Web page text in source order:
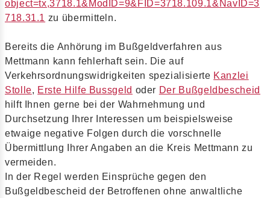
object=tx,3718.1&ModID=9&FID=3718.109.1&NavID=3
718.31.1 zu übermitteln.
Bereits die Anhörung im Bußgeldverfahren aus
Mettmann kann fehlerhaft sein. Die auf
Verkehrsordnungswidrigkeiten spezialisierte Kanzlei
Stolle, Erste Hilfe Bussgeld oder Der Bußgeldbescheid
hilft Ihnen gerne bei der Wahrnehmung und
Durchsetzung Ihrer Interessen um beispielsweise
etwaige negative Folgen durch die vorschnelle
Übermittlung Ihrer Angaben an die Kreis Mettmann zu
vermeiden.
In der Regel werden Einsprüche gegen den
Bußgeldbescheid der Betroffenen ohne anwaltliche